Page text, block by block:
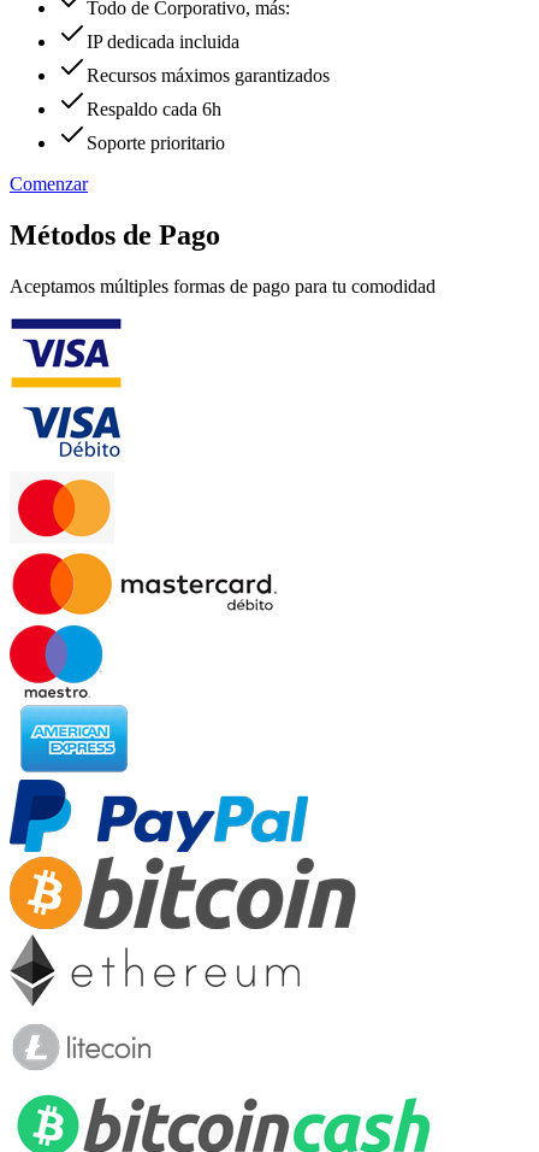
Todo de Corporativo, más:
IP dedicada incluida
Recursos máximos garantizados
Respaldo cada 6h
Soporte prioritario
Comenzar
Métodos de Pago
Aceptamos múltiples formas de pago para tu comodidad